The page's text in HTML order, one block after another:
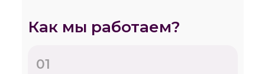
Как мы работаем?
01